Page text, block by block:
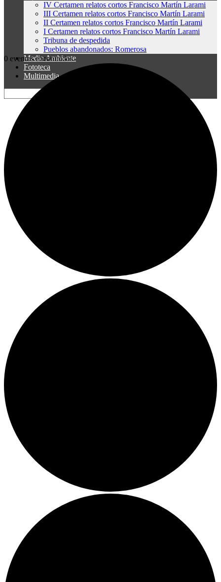
IV Certamen relatos cortos Francisco Martín Larami
III Certamen relatos cortos Francisco Martín Larami
II Certamen relatos cortos Francisco Martín Larami
I Certamen relatos cortos Francisco Martín Larami
Tribuna de despedida
Pueblos abandonados: Romerosa
Medio Ambiente
Fototeca
Multimedia
0 eventos encontrados.